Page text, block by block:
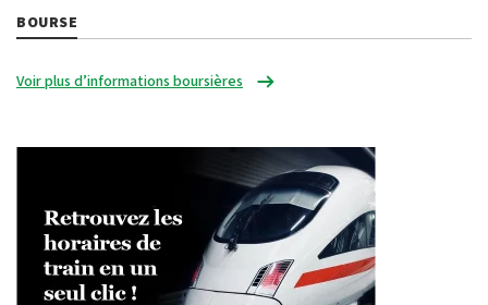
BOURSE
Voir plus d’informations boursières